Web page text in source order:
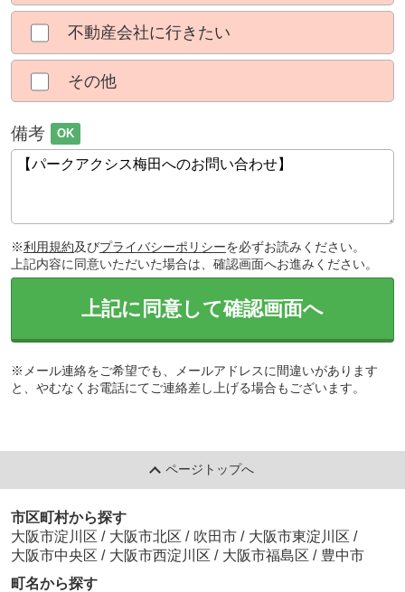
不動産会社に行きたい
その他
備考 OK
※利用規約及びプライバシーポリシーを必ずお読みください。
上記内容に同意いただいた場合は、確認画面へお進みください。
上記に同意して確認画面へ
※メール連絡をご希望でも、メールアドレスに間違いがあります
と、やむなくお電話にてご連絡差し上げる場合もございます。
ページトップへ
市区町村から探す
大阪市淀川区 / 大阪市北区 / 吹田市 / 大阪市東淀川区 /
大阪市中央区 / 大阪市西淀川区 / 大阪市福島区 / 豊中市
町名から探す